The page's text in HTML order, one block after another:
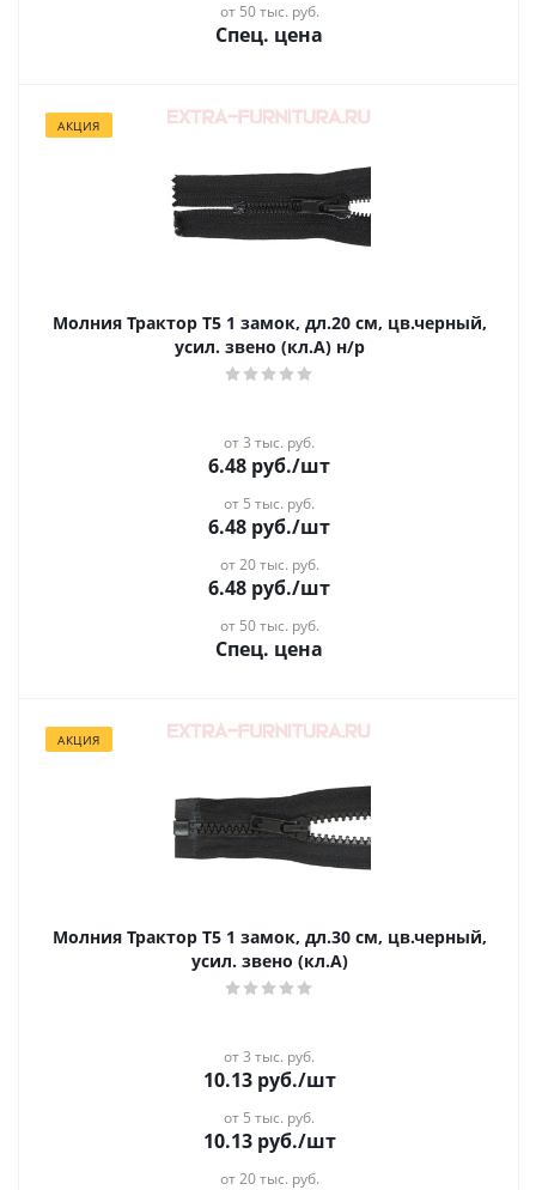
от 50 тыс. руб.
Спец. цена
АКЦИЯ
Молния Трактор Т5 1 замок, дл.20 см, цв.черный,
усил. звено (кл.А) н/р
от 3 тыс. руб.
6.48 руб./шт
от 5 тыс. руб.
6.48 руб./шт
от 20 тыс. руб.
6.48 руб./шт
от 50 тыс. руб.
Спец. цена
АКЦИЯ
Молния Трактор Т5 1 замок, дл.30 см, цв.черный,
усил. звено (кл.А)
от 3 тыс. руб.
10.13руб./шт
от 5 тыс. руб.
10.13руб./шт
от 20 тыс. руб.